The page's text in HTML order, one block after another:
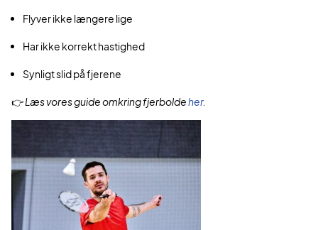
Flyver ikke længere lige
Har ikke korrekt hastighed
Synligt slid på fjerene
👉Læs vores guide omkring fjerboldeher.